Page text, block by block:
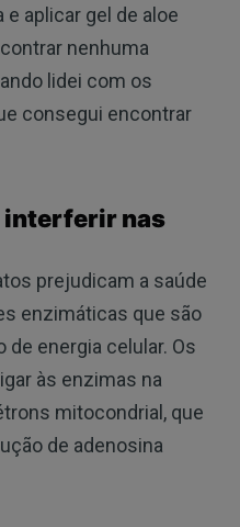
e aplicar gel de aloe
nenhuma
lidei com os
consegui encontrar
interferir nas
prejudicam a saúde
enzimáticas que são
de energia celular. Os
às enzimas na
mitocondrial, que
de adenosina